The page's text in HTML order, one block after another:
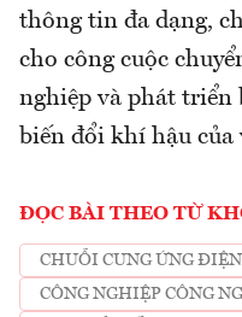
thông tin đa dạng,
cho công cuộc
nghiệp và phát triển
biến đổi khí hậu của
ĐỌC BÀI THEO TỪ
CHUỖI CUNG ỨNG
CÔNG NGHIỆP CÔNG